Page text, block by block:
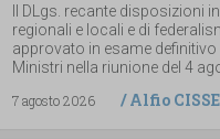
Il DLgs. recante disposizioni
regionali e locali e di
approvato in esame
Ministri nella riunione del 4
7 agosto 2026
/Alfio